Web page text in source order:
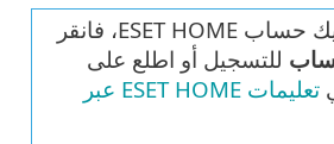
إذا لم يكن لديك حساب ESET HOME، فانقر
للتسجيل أو اطلع على
تعليمات ESET HOME عبر